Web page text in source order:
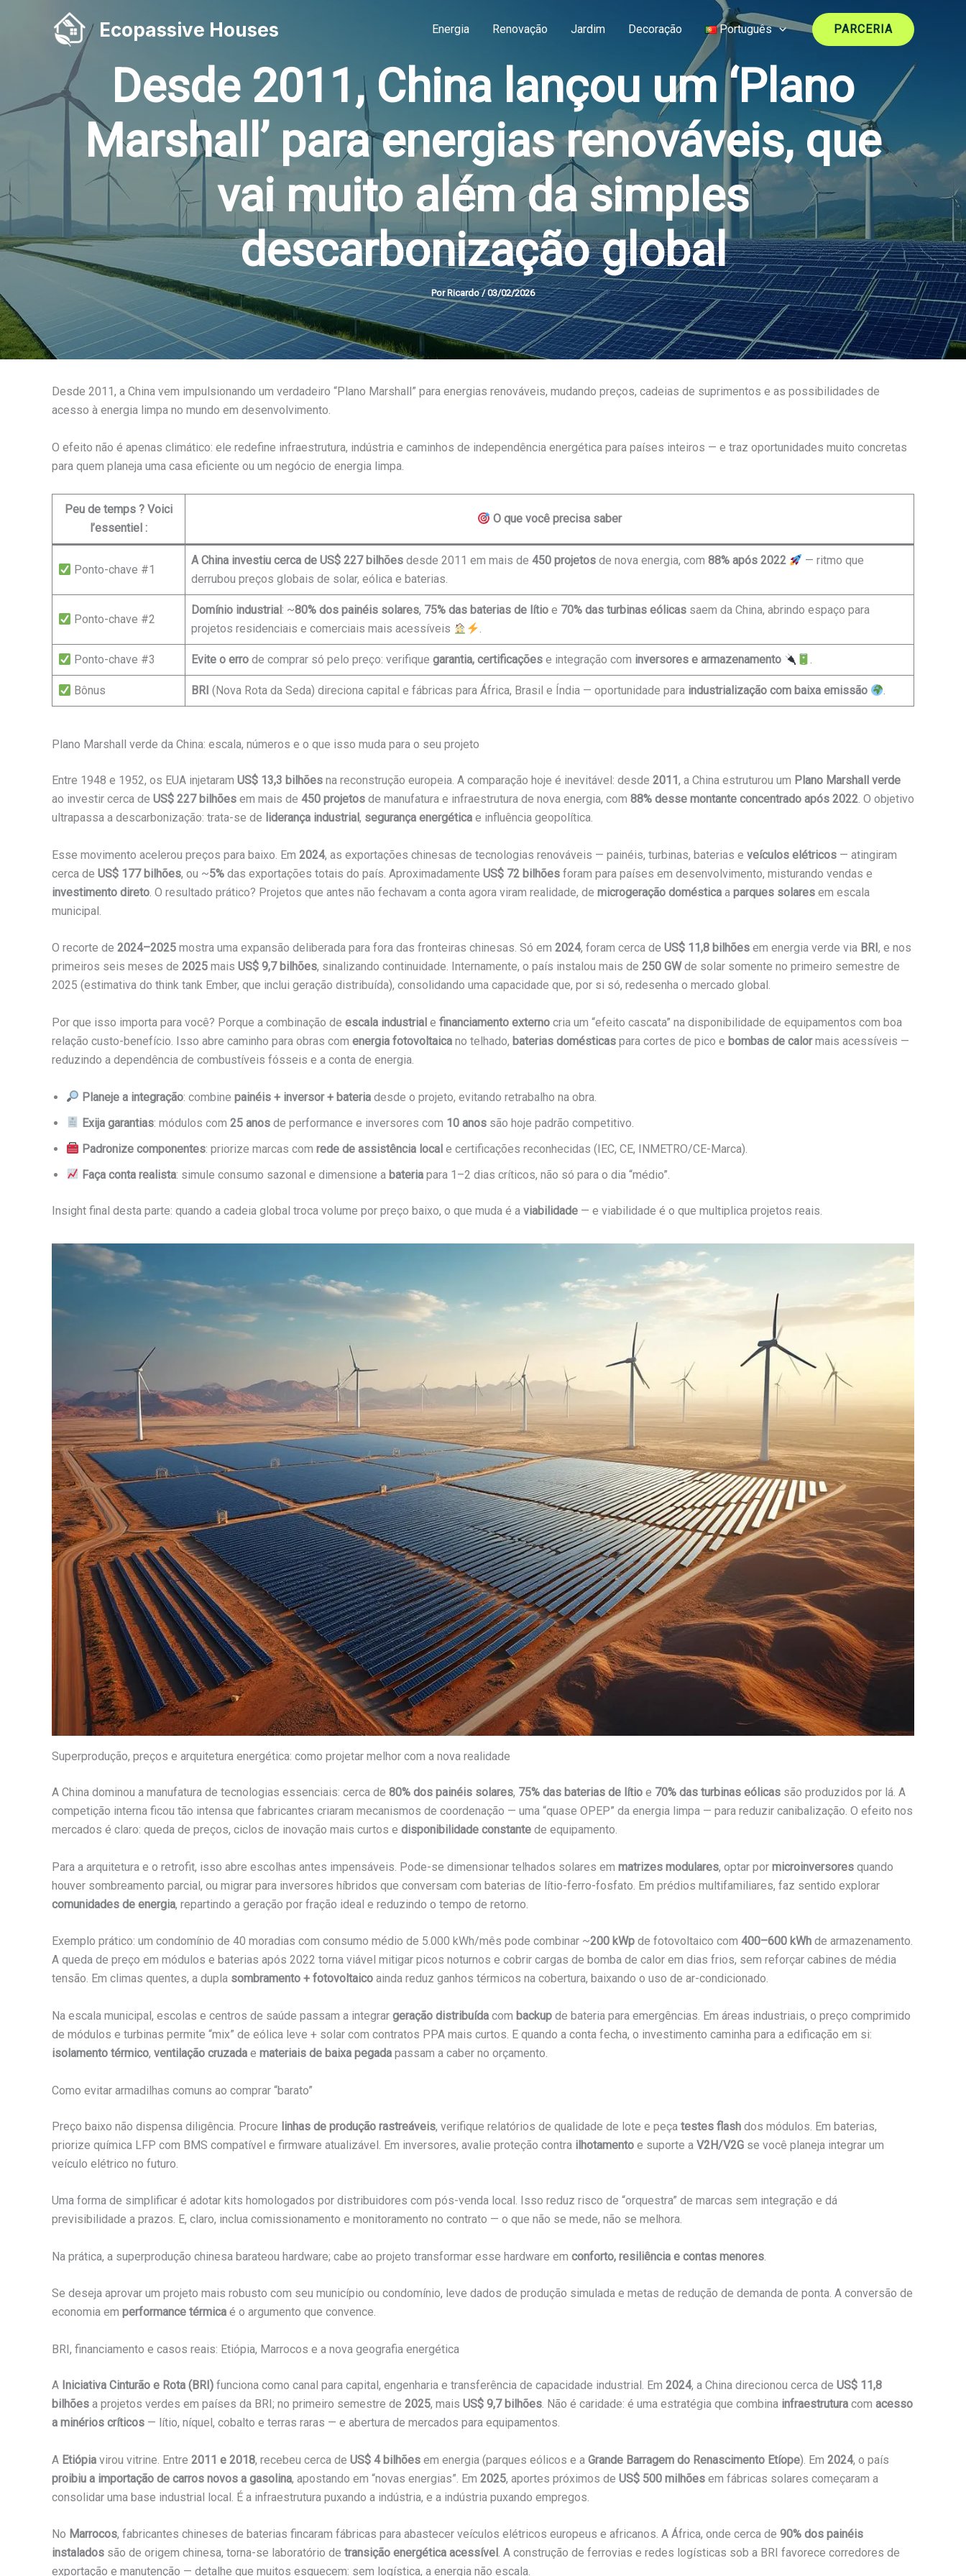
Ecopassive Houses Energia Renovação Jardim Decoração Português PARCERIA
Desde 2011, China lançou um ‘Plano
Marshall’ para energias renováveis, que
vai muito além da simples
descarbonização global
Por Ricardo/03/02/2026
Desde 2011, a China vem impulsionando um verdadeiro “Plano Marshall” para energias renováveis, mudando preços, cadeias de suprimentos e as possibilidades de
acesso à energia limpa no mundo em desenvolvimento.
O efeito não é apenas climático: ele redefine infraestrutura, indústria e caminhos de independência energética para países inteiros — e traz oportunidades muito concretas
para quem planeja uma casa eficiente ou um negócio de energia limpa.
Peu de temps ? Voici
l’essentiel :
O que você precisa saber
Ponto-chave #1
A China investiu cerca de US$ 227 bilhões desde 2011 em mais de 450 projetos de nova energia, com 88% após 2022
— ritmo que
derrubou preços globais de solar, eólica e baterias.
Ponto-chave #2
Domínio industrial : ~80% dos painéis solares, 75% das baterias de lítio e 70% das turbinas eólicas saem da China, abrindo espaço para
projetos residenciais e comerciais mais acessíveis
.
Ponto-chave #3 Evite o erro de comprar só pelo preço: verifique garantia, certificações e integração com inversores e armazenamento .
Bônus BRI (Nova Rota da Seda) direciona capital e fábricas para África, Brasil e Índia — oportunidade para industrialização com baixa emissão .
Plano Marshall verde da China: escala, números e o que isso muda para o seu projeto
Entre 1948 e 1952, os EUA injetaram US$ 13,3 bilhões na reconstrução europeia. A comparação hoje é inevitável: desde 2011 , a China estruturou um Plano Marshall verde
ao investir cerca de US$ 227 bilhões em mais de 450 projetos de manufatura e infraestrutura de nova energia, com 88% desse montante concentrado após 2022. O objetivo
ultrapassa a descarbonização: trata-se de liderança industrial , segurança energética e influência geopolítica.
Esse movimento acelerou preços para baixo. Em 2024, as exportações chinesas de tecnologias renováveis — painéis, turbinas, baterias e veículos elétricos — atingiram
cerca de US$ 177 bilhões, ou ~5% das exportações totais do país. Aproximadamente US$ 72 bilhões foram para países em desenvolvimento, misturando vendas e
investimento direto . O resultado prático? Projetos que antes não fechavam a conta agora viram realidade, de microgeração doméstica a parques solares em escala
municipal.
O recorte de 2024–2025 mostra uma expansão deliberada para fora das fronteiras chinesas. Só em 2024, foram cerca de US$ 11,8 bilhões em energia verde via BRI , e nos
primeiros seis meses de 2025 mais US$ 9,7 bilhões, sinalizando continuidade. Internamente, o país instalou mais de 250 GWde solar somente no primeiro semestre de
2025 (estimativa do think tank Ember, que inclui geração distribuída), consolidando uma capacidade que, por si só, redesenha o mercado global.
Por que isso importa para você? Porque a combinação de escala industrial e financiamento externo cria um “efeito cascata” na disponibilidade de equipamentos com boa
relação custo-benefício. Isso abre caminho para obras com energia fotovoltaica no telhado, baterias domésticas para cortes de pico e bombas de calormais acessíveis —
reduzindo a dependência de combustíveis fósseis e a conta de energia.
Planeje a integração: combinepainéis + inversor + bateria desde o projeto, evitando retrabalho na obra.
Exija garantias: módulos com25 anos de performance e inversores com 10 anos são hoje padrão competitivo.
Padronize componentes: priorize marcas comrede de assistência local e certificações reconhecidas (IEC, CE, INMETRO/CE-Marca).
Faça conta realista: simule consumo sazonal e dimensione a bateria para 1–2 dias críticos, não só para o dia “médio”.
Insight final desta parte: quando a cadeia global troca volume por preço baixo, o que muda é a viabilidade — e viabilidade é o que multiplica projetos reais.
Superprodução, preços e arquitetura energética: como projetar melhor com a nova realidade
A China dominou a manufatura de tecnologias essenciais: cerca de 80% dos painéis solares, 75% das baterias de lítio e 70% das turbinas eólicas são produzidos por lá. A
competição interna ficou tão intensa que fabricantes criaram mecanismos de coordenação — uma “quase OPEP” da energia limpa — para reduzir canibalização. O efeito nos
mercados é claro: queda de preços, ciclos de inovação mais curtos e disponibilidade constante de equipamento.
Para a arquitetura e o retrofit, isso abre escolhas antes impensáveis. Pode-se dimensionar telhados solares em matrizes modulares, optar por microinversores quando
houver sombreamento parcial, ou migrar para inversores híbridos que conversam com baterias de lítio-ferro-fosfato. Em prédios multifamiliares, faz sentido explorar
comunidades de energia, repartindo a geração por fração ideal e reduzindo o tempo de retorno.
Exemplo prático: um condomínio de 40 moradias com consumo médio de 5.000 kWh/mês pode combinar ~200 kWp de fotovoltaico com 400–600 kWh de armazenamento.
A queda de preço em módulos e baterias após 2022 torna viável mitigar picos noturnos e cobrir cargas de bomba de calor em dias frios, sem reforçar cabines de média
tensão. Em climas quentes, a dupla sombramento + fotovoltaico ainda reduz ganhos térmicos na cobertura, baixando o uso de ar-condicionado.
Na escala municipal, escolas e centros de saúde passam a integrar geração distribuída com backup de bateria para emergências. Em áreas industriais, o preço comprimido
de módulos e turbinas permite “mix” de eólica leve + solar com contratos PPA mais curtos. E quando a conta fecha, o investimento caminha para a edificação em si:
isolamento térmico, ventilação cruzada e materiais de baixa pegada passam a caber no orçamento.
Como evitar armadilhas comuns ao comprar “barato”
Preço baixo não dispensa diligência. Procure linhas de produção rastreáveis, verifique relatórios de qualidade de lote e peça testes flash dos módulos. Em baterias,
priorize química LFP com BMS compatível e firmware atualizável. Em inversores, avalie proteção contra ilhotamento e suporte a V2H/V2G se você planeja integrar um
veículo elétrico no futuro.
Uma forma de simplificar é adotar kits homologados por distribuidores com pós-venda local. Isso reduz risco de “orquestra” de marcas sem integração e dá
previsibilidade a prazos. E, claro, inclua comissionamento e monitoramento no contrato — o que não se mede, não se melhora.
Na prática, a superprodução chinesa barateou hardware; cabe ao projeto transformar esse hardware em conforto, resiliência e contas menores.
Se deseja aprovar um projeto mais robusto com seu município ou condomínio, leve dados de produção simulada e metas de redução de demanda de ponta. A conversão de
economia em performance térmica é o argumento que convence.
BRI, financiamento e casos reais: Etiópia, Marrocos e a nova geografia energética
A Iniciativa Cinturão e Rota (BRI) funciona como canal para capital, engenharia e transferência de capacidade industrial. Em 2024, a China direcionou cerca de US$ 11,8
bilhões a projetos verdes em países da BRI; no primeiro semestre de 2025, mais US$ 9,7 bilhões. Não é caridade: é uma estratégia que combina infraestrutura com acesso
a minérios críticos — lítio, níquel, cobalto e terras raras — e abertura de mercados para equipamentos.
A Etiópia virou vitrine. Entre 2011 e 2018, recebeu cerca de US$ 4 bilhões em energia (parques eólicos e a Grande Barragem do Renascimento Etíope). Em 2024, o país
proibiu a importação de carros novos a gasolina, apostando em “novas energias”. Em 2025, aportes próximos de US$ 500 milhões em fábricas solares começaram a
consolidar uma base industrial local. É a infraestrutura puxando a indústria, e a indústria puxando empregos.
No Marrocos, fabricantes chineses de baterias fincaram fábricas para abastecer veículos elétricos europeus e africanos. A África, onde cerca de 90% dos painéis
instalados são de origem chinesa, torna-se laboratório de transição energética acessível . A construção de ferrovias e redes logísticas sob a BRI favorece corredores de
exportação e manutenção — detalhe que muitos esquecem: sem logística, a energia não escala.